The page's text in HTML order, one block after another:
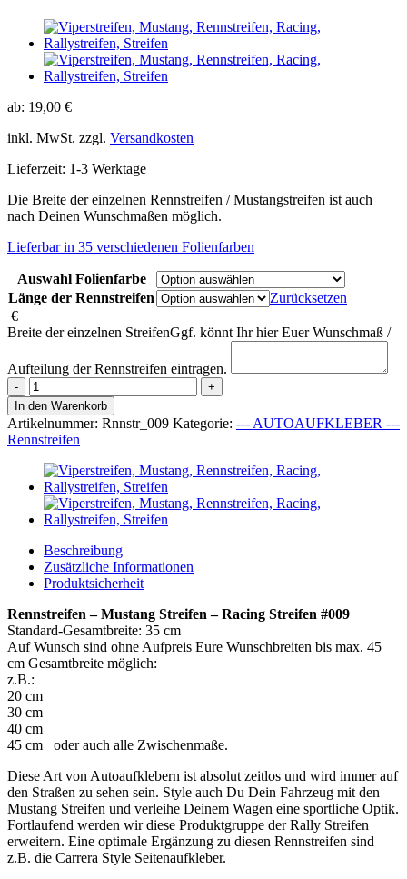
ab: 19,00 €
inkl. MwSt. zzgl. Versandkosten
Lieferzeit: 1-3 Werktage
Die Breite der einzelnen Rennstreifen / Mustangstreifen ist auch
nach Deinen Wunschmaßen möglich.
Lieferbar in 35 verschiedenen Folienfarben
Auswahl Folienfarbe
Länge der Rennstreifen
Zurücksetzen
€
Breite der einzelnen StreifenGgf. könnt Ihr hier Euer Wunschmaß /
Aufteilung der Rennstreifen eintragen.
Rennstreifen
-
Mustang
Streifen
-
Racing
Streifen
#009
Menge
In den Warenkorb
Artikelnummer: Rnnstr_009 Kategorie: --- AUTOAUFKLEBER ---
Rennstreifen
Beschreibung
Zusätzliche Informationen
Produktsicherheit
Rennstreifen – Mustang Streifen – Racing Streifen #009
Standard-Gesamtbreite: 35 cm
Auf Wunsch sind ohne Aufpreis Eure Wunschbreiten bis max. 45
cm Gesamtbreite möglich:
z.B.:
20 cm
30 cm
40 cm
45 cm oder auch alle Zwischenmaße.
Diese Art von Autoaufklebern ist absolut zeitlos und wird immer auf
den Straßen zu sehen sein. Style auch Du Dein Fahrzeug mit den
Mustang Streifen und verleihe Deinem Wagen eine sportliche Optik.
Fortlaufend werden wir diese Produktgruppe der Rally Streifen
erweitern. Eine optimale Ergänzung zu diesen Rennstreifen sind
z.B. die Carrera Style Seitenaufkleber.